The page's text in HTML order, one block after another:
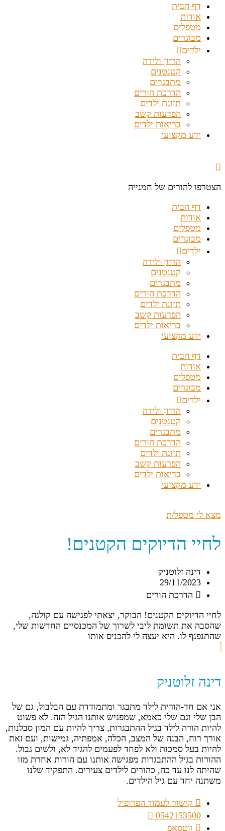
דף הבית
אודות
מטפלים
מבוגרים
ילדים
הריון ולידה
קטנטנים
מתבגרים
הדרכת הורים
תזונת ילדים
הפרעות קשב
בריאות ילדים
ידע מקצועי
הצטרפו להורים של חמנייה
דף הבית
אודות
מטפלים
מבוגרים
ילדים
הריון ולידה
קטנטנים
מתבגרים
הדרכת הורים
תזונת ילדים
הפרעות קשב
בריאות ילדים
ידע מקצועי
דף הבית
אודות
מטפלים
מבוגרים
ילדים
הריון ולידה
קטנטנים
מתבגרים
הדרכת הורים
תזונת ילדים
הפרעות קשב
בריאות ילדים
ידע מקצועי
מצא לי מטפל/ת
לחיי הדיוקים הקטנים!
דינה זלוטניק
29/11/2023
הדרכת הורים
לחיי הדיוקים הקטנים! הבוקר, יצאתי לפגישה עם קולגה,
שהסבה את תשומת ליבי לשרוך של המכנסיים החדשות שלי,
שהתנפנף לו. היא יעצה לי להכניס אותו
דינה זלוטניק
אני אם חד-הורית לילד מתבגר ומתמודדת עם הבלבול, גם של
הבן שלי וגם שלי כאמא, שמפגיש אותנו הגיל הזה. לא פשוט
להיות הורה לילד בגיל ההתבגרות, צריך להיות עם המון סבלנות,
אורך רוח, הבנה של המצב, הכלה, אמפתיה, גמישות, ועם זאת
להיות בעל סמכות ולא לפחד לפעמים להגיד לא, ולשים גבול.
ההורות בגיל ההתבגרות מפגישה אותנו עם הורות אחרת מזו
שהיתה לנו עד כה, כהורים לילדים צעירים. התפקיד שלנו
משתנה יחד עם גיל הילדים.
קישור לעמוד הפרופיל
0542153500
ווטסאפ